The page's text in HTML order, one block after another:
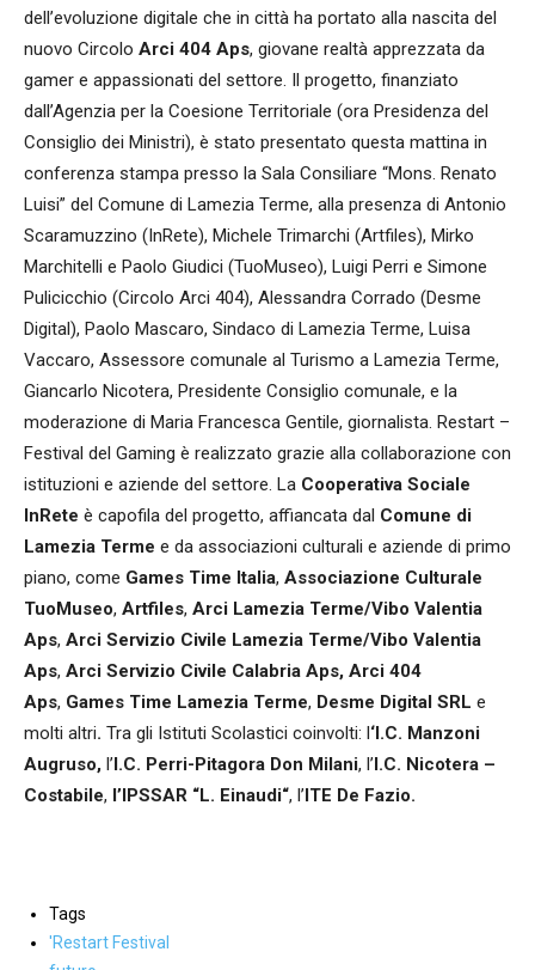
dell’evoluzione digitale che in città ha portato alla nascita del
nuovo Circolo Arci 404 Aps, giovane realtà apprezzata da
gamer e appassionati del settore. Il progetto, finanziato
dall’Agenzia per la Coesione Territoriale (ora Presidenza del
Consiglio dei Ministri), è stato presentato questa mattina in
conferenza stampa presso la Sala Consiliare “Mons. Renato
Luisi” del Comune di Lamezia Terme, alla presenza di Antonio
Scaramuzzino (InRete), Michele Trimarchi (Artfiles), Mirko
Marchitelli e Paolo Giudici (TuoMuseo), Luigi Perri e Simone
Pulicicchio (Circolo Arci 404), Alessandra Corrado (Desme
Digital), Paolo Mascaro, Sindaco di Lamezia Terme, Luisa
Vaccaro, Assessore comunale al Turismo a Lamezia Terme,
Giancarlo Nicotera, Presidente Consiglio comunale, e la
moderazione di Maria Francesca Gentile, giornalista. Restart –
Festival del Gaming è realizzato grazie alla collaborazione con
istituzioni e aziende del settore. La Cooperativa Sociale
InRete è capofila del progetto, affiancata dal Comune di
Lamezia Terme e da associazioni culturali e aziende di primo
piano, come Games Time Italia, Associazione Culturale
TuoMuseo, Artfil es, Arci Lamezia Terme/Vibo Valentia
Aps, Arci Servizio Civile Lamezia Terme/Vibo Valentia
Aps, Arci Servizio Civile Calabria Aps, Arci 404
Aps, Games Time Lamezia Terme, Desme Digital SRL e
molti altri. Tra gli Istituti Scolastici coinvolti: ‘I.C. Manzoni
Augruso, l’ I.C. Perri-Pitagora Don Milani, l’ I.C. Nicotera –
Costabile, l’IPSSAR “L. Einaudi“, l’ ITE De Fazio.
Tags
'Restart Festival